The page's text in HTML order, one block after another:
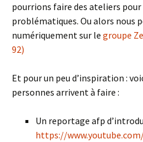
pourrions faire des ateliers
problématiques. Ou alors nous
numériquement sur le groupe
92)
Et pour un peu d’inspiration :
personnes arrivent à faire :
Un reportage afp
https://